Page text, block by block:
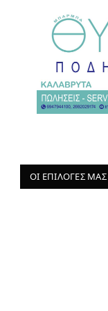
ΟΙ ΕΠΙΛΟΓΈΣ ΜΑΣ